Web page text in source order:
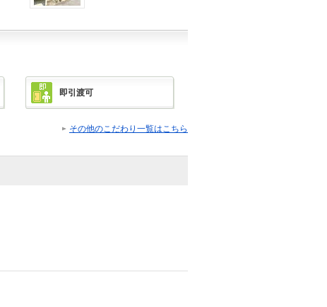
即引渡可
その他のこだわり一覧はこちら